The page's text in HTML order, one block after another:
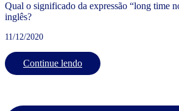
Qual o significado da expressão “long time
inglês?
11/12/2020
Continue lendo